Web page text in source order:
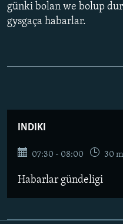
günki bolan we bolup
gysgaça habarlar.
INDIKI
07:30 - 08:00 30
Habarlar gündeligi